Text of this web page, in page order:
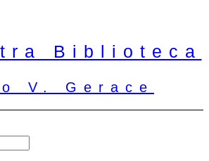
Biblioteca
V. Gerace